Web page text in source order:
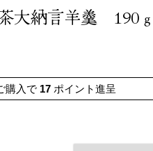
大納言羊羹 190ｇ
購入で 17 ポイント進呈